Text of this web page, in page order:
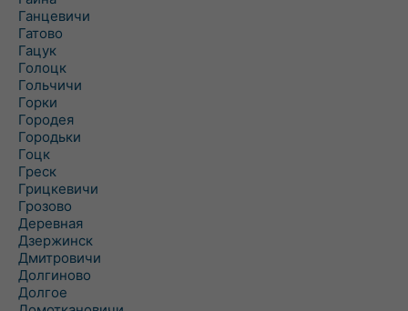
Ганцевичи
Гатово
Гацук
Голоцк
Гольчичи
Горки
Городея
Городьки
Гоцк
Греск
Грицкевичи
Грозово
Деревная
Дзержинск
Дмитровичи
Долгиново
Долгое